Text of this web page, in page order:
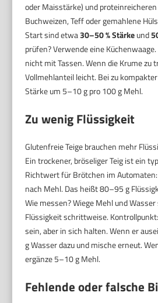
oder Maisstärke) und
Buchweizen, Teff oder gemahlene
Start sind etwa30–50 % Stärkeund
prüfen? Verwende eine
nicht mit Tassen. Wenn die Krume zu
Vollmehlanteil leicht. Bei zu
Stärke um 5–10 g pro 100 g Mehl.
Zu wenig Flüssigkeit
Glutenfreie Teige brauchen mehr
Ein trockener, bröseliger Teig ist ein
Richtwert für Brötchen im Automaten:
nach Mehl. Das heißt 80–95 g
Wie messen? Wiege Mehl und
Flüssigkeit schrittweise.
sein, aber in sich halten. Wenn er
g Wasser dazu und mische erneut.
ergänze 5–10 g Mehl.
Fehlende oder falsche